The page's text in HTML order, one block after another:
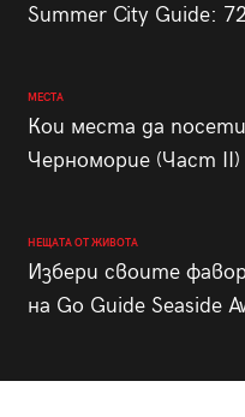
Summer City Guide:
МЕСТА
Кои места да
Черноморие (Част II)
НЕЩАТА ОТ ЖИВОТА
Избери своите
на Go Guide Seaside